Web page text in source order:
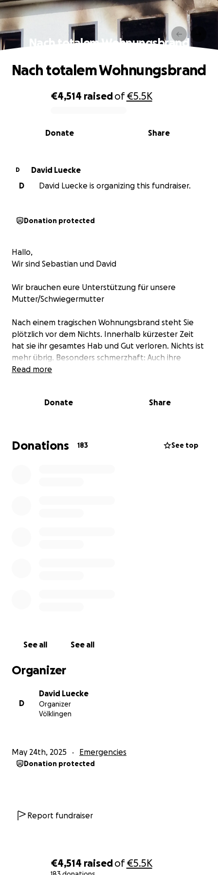
€4,514 raisedof€5.5K
Nach totalem Wohnungsbrand
0% complete
€4,514 raisedof€5.5K
Share
Donate
Nach totalem Wohnungsbrand
D
David Luecke
D
David Luecke is organizing this fundraiser.
Donation protected
Hallo,
Wir sind Sebastian und David
Wir brauchen eure Unterstützung für unsere
Mutter/Schwiegermutter
Nach einem tragischen Wohnungsbrand steht Sie
plötzlich vor dem Nichts. Innerhalb kürzester Zeit
hat sie ihr gesamtes Hab und Gut verloren. Nichts ist
mehr übrig. Besonders schmerzhaft: Auch ihre
beiden geliebten Katzen haben den Brand nicht
Sie muss jetzt bei null anfangen. Ohne Kleidung,
Unterstützung wird dringend gebraucht.
Read more
Donate Share
Donations 183 See top
See all See all
Organizer
D
David Luecke
Organizer
Völklingen
May 24th, 2025 Emergencies
Donation protected
Report fundraiser